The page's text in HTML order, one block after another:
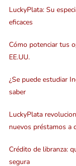
LuckyPlata: Su
eficaces
Cómo potenciar tus
EE.UU.
¿Se puede estudiar
saber
LuckyPlata
nuevos préstamos a
Crédito de libranza:
segura